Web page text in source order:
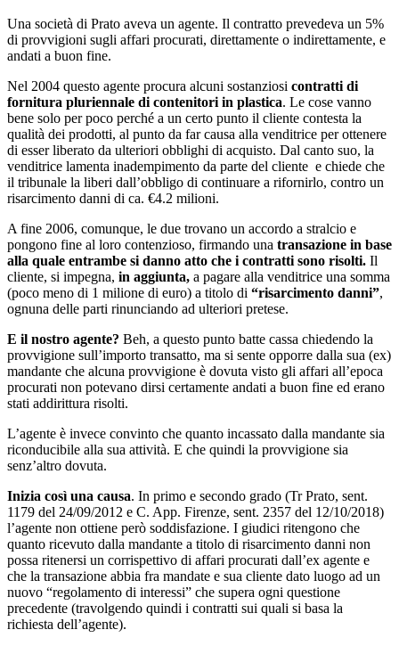
Una società di Prato aveva un agente. Il contratto prevedeva un 5%
di provvigioni sugli affari procurati, direttamente o indirettamente, e
andati a buon fine.
Nel 2004 questo agente procura alcuni sostanziosi contratti di
fornitura pluriennale di contenitori in plastica. Le cose vanno
bene solo per poco perché a un certo punto il cliente contesta la
qualità dei prodotti, al punto da far causa alla venditrice per ottenere
di esser liberato da ulteriori obblighi di acquisto. Dal canto suo, la
venditrice lamenta inadempimento da parte del cliente e chiede che
il tribunale la liberi dall’obbligo di continuare a rifornirlo, contro un
risarcimento danni di ca. €4.2 milioni.
A fine 2006, comunque, le due trovano un accordo a stralcio e
pongono fine al loro contenzioso, firmando una transazione in base
alla quale entrambe si danno atto che i contratti sono risolti. Il
cliente, si impegna, in aggiunta, a pagare alla venditrice una somma
(poco meno di 1 milione di euro) a titolo di “risarcimento danni”,
ognuna delle parti rinunciando ad ulteriori pretese.
E il nostro agente? Beh, a questo punto batte cassa chiedendo la
provvigione sull’importo transatto, ma si sente opporre dalla sua (ex)
mandante che alcuna provvigione è dovuta visto gli affari all’epoca
procurati non potevano dirsi certamente andati a buon fine ed erano
stati addirittura risolti.
L’agente è invece convinto che quanto incassato dalla mandante sia
riconducibile alla sua attività. E che quindi la provvigione sia
senz’altro dovuta.
Inizia così una causa. In primo e secondo grado (Tr Prato, sent.
1179 del 24/09/2012 e C. App. Firenze, sent. 2357 del 12/10/2018)
l’agente non ottiene però soddisfazione. I giudici ritengono che
quanto ricevuto dalla mandante a titolo di risarcimento danni non
possa ritenersi un corrispettivo di affari procurati dall’ex agente e
che la transazione abbia fra mandate e sua cliente dato luogo ad un
nuovo “regolamento di interessi” che supera ogni questione
precedente (travolgendo quindi i contratti sui quali si basa la
richiesta dell’agente).